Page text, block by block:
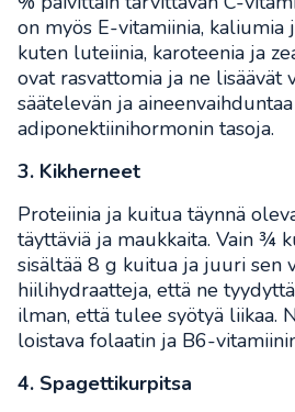
on myös E-vitamiinia, kaliumia
kuten luteiinia, karoteenia ja
ovat rasvattomia ja ne lisäävät
säätelevän ja
adiponektiinihormonin tasoja.
3. Kikherneet
Proteiinia ja kuitua täynnä
täyttäviä ja maukkaita. Vain ¾
sisältää 8 g kuitua ja juuri sen
hiilihydraatteja, että ne
ilman, että tulee syötyä liikaa.
loistava folaatin ja B6-
4. Spagettikurpitsa